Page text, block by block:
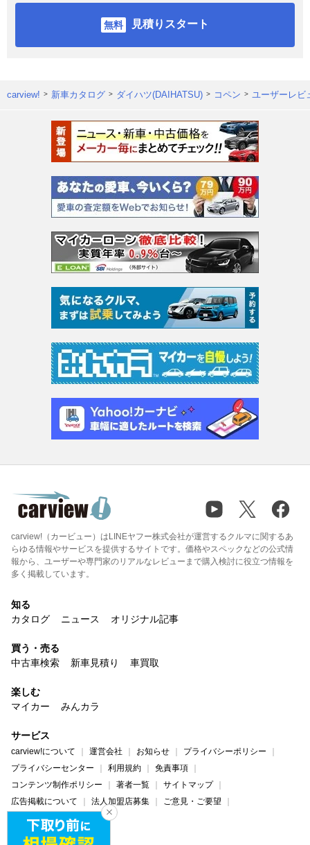
見積りスタート
carview! 新車カタログ ダイハツ(DAIHATSU) コペン ユーザーレビ
carview!（カービュー）はLINEヤフー株式会社が運営するクルマに関するあ
らゆる情報やサービスを提供するサイトです。価格やスペックなどの公式情
報から、ユーザーや専門家のリアルなレビューまで購入検討に役立つ情報を
多く掲載しています。
知る
カタログ
ニュース オリジナル記事
買う・売る
中古車検索
新車見積り 車買取
楽しむ
マイカー
みんカラ
サービス
carview!について 運営会社 お知らせ
プライバシーポリシー
プライバシーセンター
利用規約
免責事項
コンテンツ制作ポリシー
著者一覧
サイトマップ
広告掲載について
法人加盟店募集
ご意見・ご要望
ヘルプ・お問い合わせ